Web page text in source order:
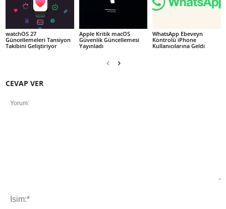
watchOS 27
Güncellemeleri Tansiyon
Takibini Geliştiriyor
Apple Kritik macOS
Güvenlik Güncellemesi
Yayınladı
WhatsApp Ebeveyn
Kontrolü iPhone
Kullanıcılarına Geldi
CEVAP VER